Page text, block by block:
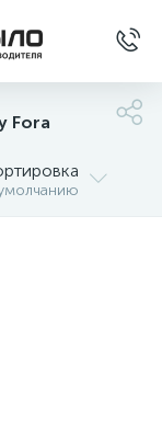
Fora